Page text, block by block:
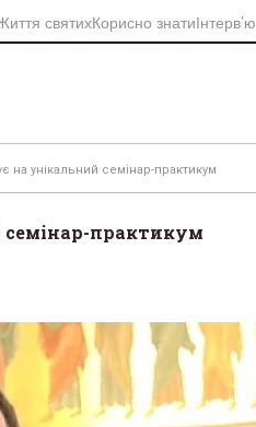
святихКорисно знатиІнтерв’ю
на унікальний семінар-практикум
практикум